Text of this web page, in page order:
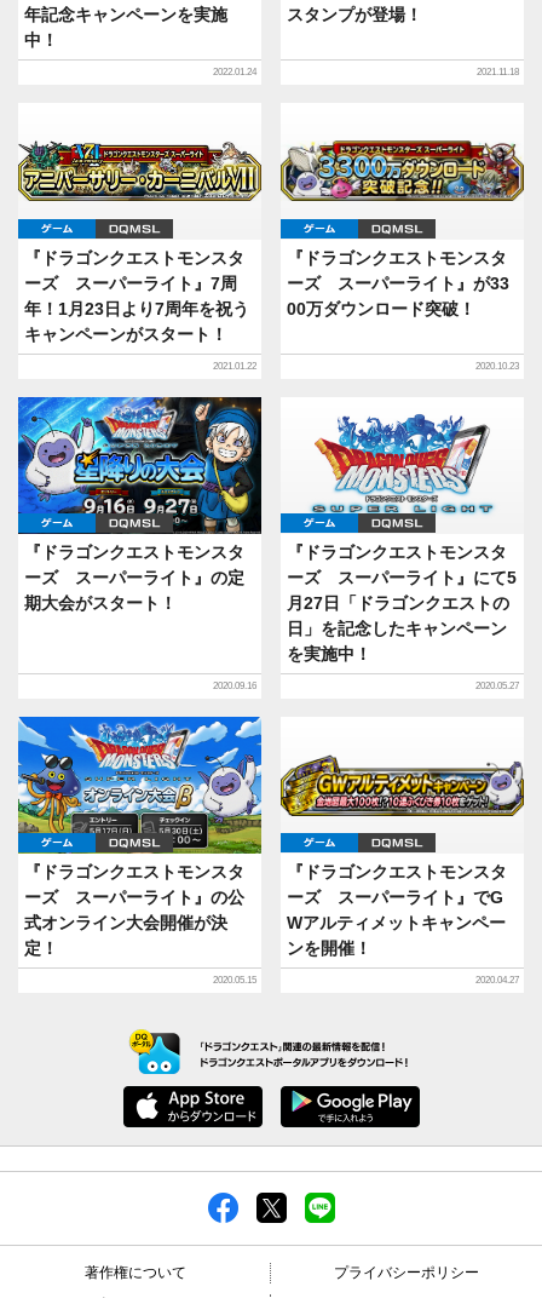
年記念キャンペーンを実施
中！
2022.01.24
スタンプが登場！
2021.11.18
ゲーム
『ドラゴンクエストモンスタ
ーズ スーパーライト』7周
年！1月23日より7周年を祝う
キャンペーンがスタート！
2021.01.22
ゲーム
『ドラゴンクエストモンスタ
ーズ スーパーライト』が33
00万ダウンロード突破！
2020.10.23
ゲーム DQMSL
『ドラゴンクエストモンスタ
ーズ スーパーライト』の定
期大会がスタート！
2020.09.16
ゲーム
『ドラゴンクエストモンスタ
ーズ スーパーライト』にて5
月27日「ドラゴンクエストの
日」を記念したキャンペーン
を実施中！
2020.05.27
ゲーム DQMSL
『ドラゴンクエストモンスタ
ーズ スーパーライト』の公
式オンライン大会開催が決
定！
2020.05.15
ゲーム
『ドラゴンクエストモンスタ
ーズ スーパーライト』でG
Wアルティメットキャンペー
ンを開催！
2020.04.27
著作権について
プライバシーポリシー